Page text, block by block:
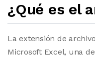
¿Qué es el
La extensión de
Microsoft Excel, una